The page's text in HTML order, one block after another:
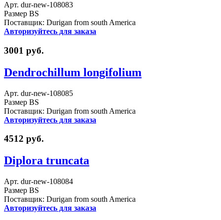
Арт. dur-new-108083
Размер BS
Поставщик: Durigan from south America
Авторизуйтесь для заказа
3001 руб.
Dendrochillum longifolium
Арт. dur-new-108085
Размер BS
Поставщик: Durigan from south America
Авторизуйтесь для заказа
4512 руб.
Diplora truncata
Арт. dur-new-108084
Размер BS
Поставщик: Durigan from south America
Авторизуйтесь для заказа